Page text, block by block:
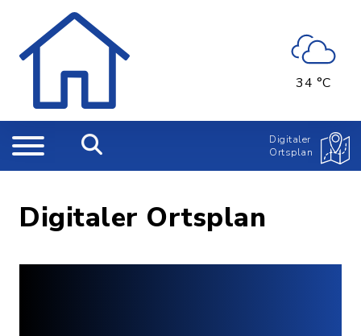
34 °C
Digitaler
Ortsplan
Digitaler Ortsplan